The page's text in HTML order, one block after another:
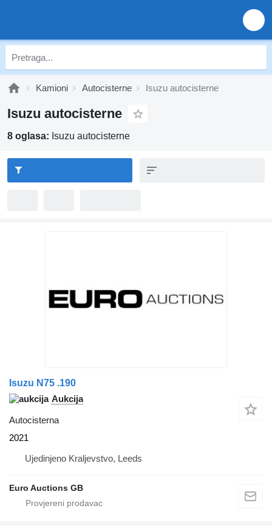
Kamioni Autocisterne Isuzu autocisterne
Isuzu autocisterne
8 oglasa: Isuzu autocisterne
Isuzu N75 .190
Aukcija
Autocisterna
2021
Ujedinjeno Kraljevstvo, Leeds
Euro Auctions GB